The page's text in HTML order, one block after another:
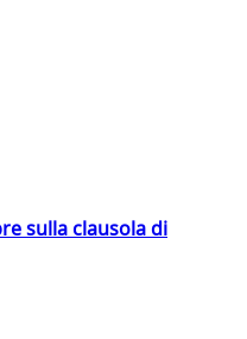
sulla clausola di